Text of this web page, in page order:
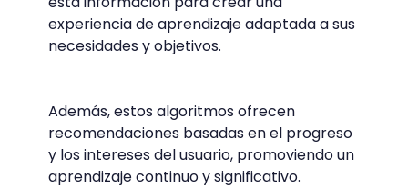
experiencia de aprendizaje adaptada a sus
necesidades y objetivos.
Además, estos algoritmos ofrecen
recomendaciones basadas en el progreso
y los intereses del usuario, promoviendo un
aprendizaje continuo y significativo.